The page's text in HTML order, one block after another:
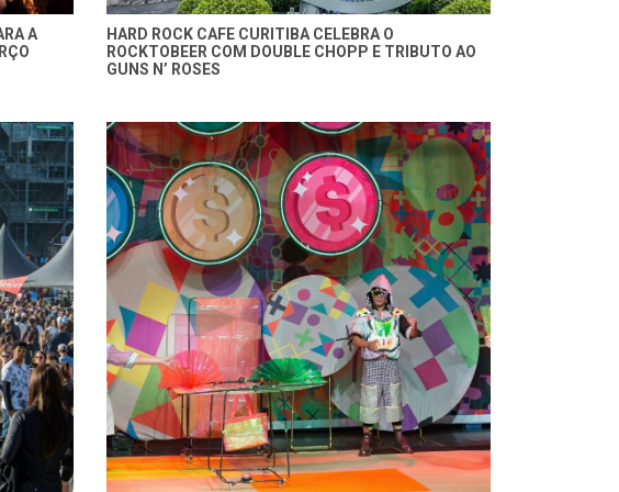
A
HARD ROCK CAFE CURITIBA CELEBRA O
ROCKTOBEER COM DOUBLE CHOPP E TRIBUTO AO
GUNS N’ ROSES